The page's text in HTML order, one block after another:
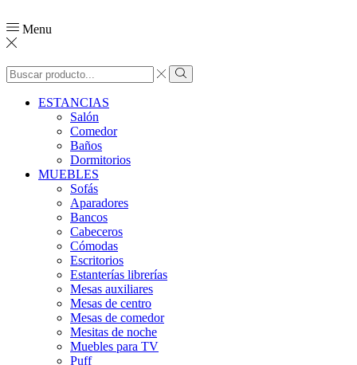
Menu
ESTANCIAS
Salón
Comedor
Baños
Dormitorios
MUEBLES
Sofás
Aparadores
Bancos
Cabeceros
Cómodas
Escritorios
Estanterías librerías
Mesas auxiliares
Mesas de centro
Mesas de comedor
Mesitas de noche
Muebles para TV
Puff